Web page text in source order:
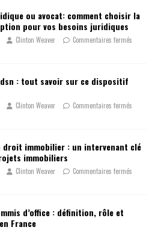
ou avocat: comment choisir la
pour vos besoins juridiques
Clinton Weaver Commentaires fermés
: tout savoir sur ce dispositif
Clinton Weaver Commentaires fermés
droit immobilier : un intervenant clé
immobiliers
Clinton Weaver Commentaires fermés
d’office : définition, rôle et
France